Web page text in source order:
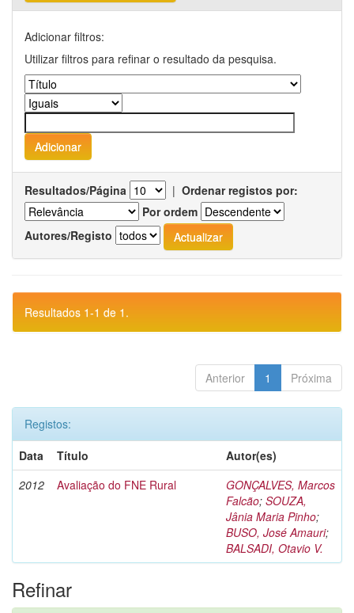
Adicionar filtros:
Utilizar filtros para refinar o resultado da pesquisa.
Resultados/Página | Ordenar registos por:
Por ordem
Autores/Registo
Resultados 1-1 de 1.
Anterior 1 Próxima
Registos:
Data
Título
Autor(es)
2012
Avaliação do FNE Rural
GONÇALVES, Marcos
Falcão; SOUZA,
Jânia Maria Pinho;
BUSO, José Amauri;
BALSADI, Otavio V.
Refinar